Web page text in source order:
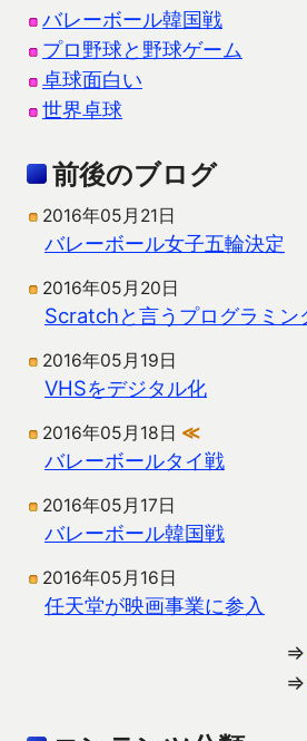
バレーボール韓国戦
プロ野球と野球ゲーム
卓球面白い
世界卓球
前後のブログ
2016年05月21日
バレーボール女子五輪決定
2016年05月20日
Scratchと言うプログラミン
2016年05月19日
VHSをデジタル化
2016年05月18日 ≪
バレーボールタイ戦
2016年05月17日
バレーボール韓国戦
2016年05月16日
任天堂が映画事業に参入
⇒
⇒